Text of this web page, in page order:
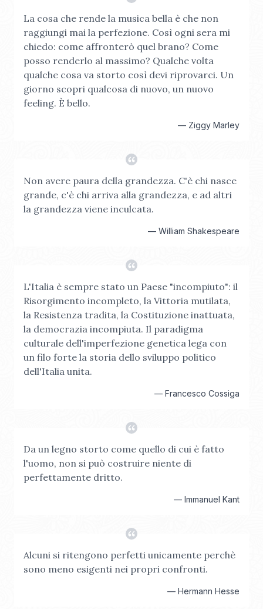
La cosa che rende la musica bella è che non
raggiungi mai la perfezione. Così ogni sera mi
chiedo: come affronterò quel brano? Come
posso renderlo al massimo? Qualche volta
qualche cosa va storto così devi riprovarci. Un
giorno scopri qualcosa di nuovo, un nuovo
feeling. È bello.
— Ziggy Marley
Non avere paura della grandezza. C'è chi nasce
grande, c'è chi arriva alla grandezza, e ad altri
la grandezza viene inculcata.
— William Shakespeare
L'Italia è sempre stato un Paese "incompiuto": il
Risorgimento incompleto, la Vittoria mutilata,
la Resistenza tradita, la Costituzione inattuata,
la democrazia incompiuta. Il paradigma
culturale dell'imperfezione genetica lega con
un filo forte la storia dello sviluppo politico
dell'Italia unita.
— Francesco Cossiga
Da un legno storto come quello di cui è fatto
l'uomo, non si può costruire niente di
perfettamente dritto.
— Immanuel Kant
Alcuni si ritengono perfetti unicamente perchè
sono meno esigenti nei propri confronti.
— Hermann Hesse